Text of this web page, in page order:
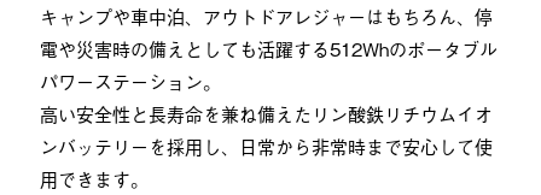
キャンプや車中泊、アウトドアレジャーはもちろん、停
電や災害時の備えとしても活躍する512Whのポータブル
パワーステーション。
高い安全性と長寿命を兼ね備えたリン酸鉄リチウムイオ
ンバッテリーを採用し、日常から非常時まで安心して使
用できます。